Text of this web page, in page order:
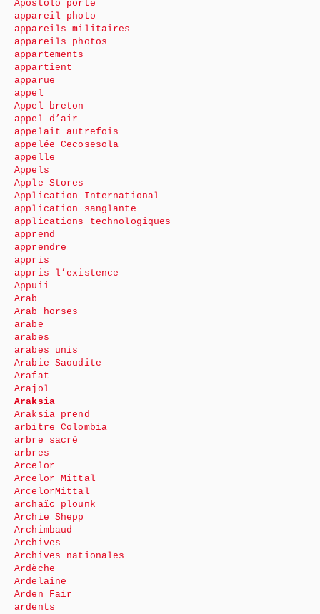
Apostolo porte
appareil photo
appareils militaires
appareils photos
appartements
appartient
apparue
appel
Appel breton
appel d’air
appelait autrefois
appelée Cecosesola
appelle
Appels
Apple Stores
Application International
application sanglante
applications technologiques
apprend
apprendre
appris
appris l’existence
Appuii
Arab
Arab horses
arabe
arabes
arabes unis
Arabie Saoudite
Arafat
Arajol
Araksia
Araksia prend
arbitre Colombia
arbre sacré
arbres
Arcelor
Arcelor Mittal
ArcelorMittal
archaïc plounk
Archie Shepp
Archimbaud
Archives
Archives nationales
Ardèche
Ardelaine
Arden Fair
ardents